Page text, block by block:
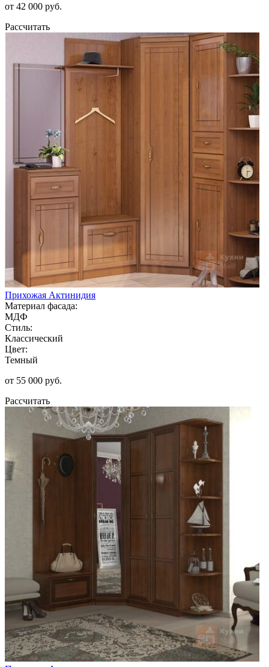
от 42 000 руб.
Рассчитать
Прихожая Актинидия
Материал фасада:
МДФ
Стиль:
Классический
Цвет:
Темный
от 55 000 руб.
Рассчитать